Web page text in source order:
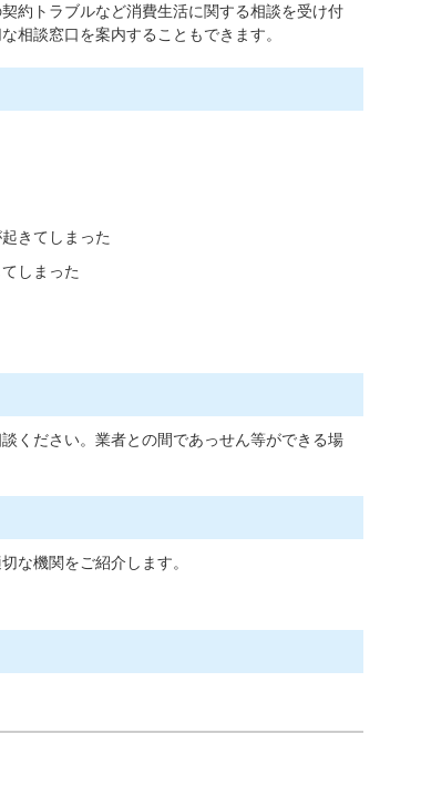
約トラブルなど消費生活に関する相談を受け付
相談窓口を案内することもできます。
きてしまった
しまった
ください。業者との間であっせん等ができる場
な機関をご紹介します。